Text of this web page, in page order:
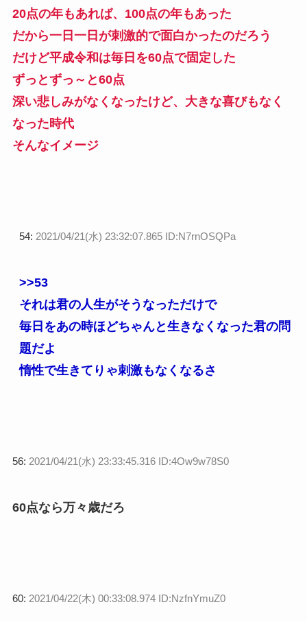
20点の年もあれば、100点の年もあった
だから一日一日が刺激的で面白かったのだろう
だけど平成令和は毎日を60点で固定した
ずっとずっ～と60点
深い悲しみがなくなったけど、大きな喜びもなく
なった時代
そんなイメージ
54: 2021/04/21(水) 23:32:07.865 ID:N7rnOSQPa
>>53
それは君の人生がそうなっただけで
毎日をあの時ほどちゃんと生きなくなった君の問
題だよ
惰性で生きてりゃ刺激もなくなるさ
56: 2021/04/21(水) 23:33:45.316 ID:4Ow9w78S0
60点なら万々歳だろ
60: 2021/04/22(木) 00:33:08.974 ID:NzfnYmuZ0